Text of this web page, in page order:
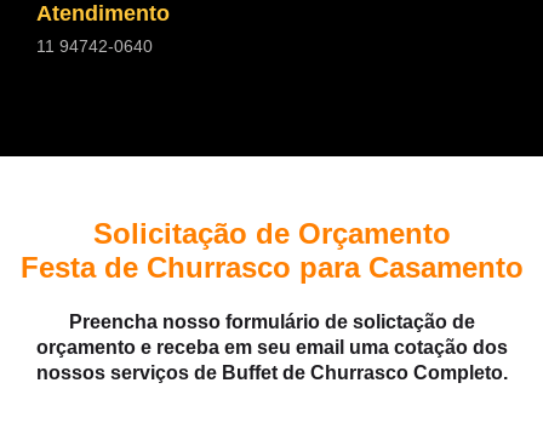
Atendimento
11 94742-0640
Solicitação de Orçamento
Festa de Churrasco para Casamento
Preencha nosso formulário de solictação de
orçamento e receba em seu email uma cotação dos
nossos serviços de Buffet de Churrasco Completo.